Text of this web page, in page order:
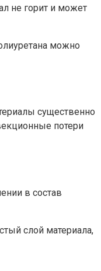
не горит и может
можно
существенно
потери
в состав
слой материала,